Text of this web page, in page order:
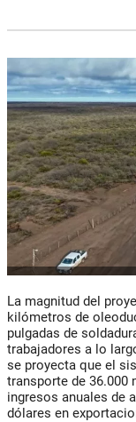
La magnitud del
kilómetros de
pulgadas de
trabajadores a lo
se proyecta que el
transporte de 36.000
ingresos anuales de
dólares en